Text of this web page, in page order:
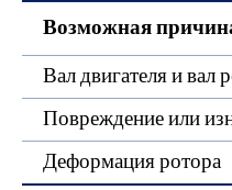
Возможная
Вал двигателя и вал
Повреждение или
Деформация ротора